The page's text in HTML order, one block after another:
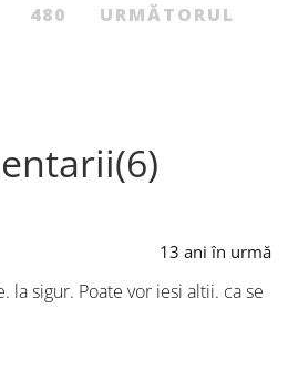
480 URMĂTORUL
13 ani în urmă
la sigur. Poate vor iesi altii. ca se